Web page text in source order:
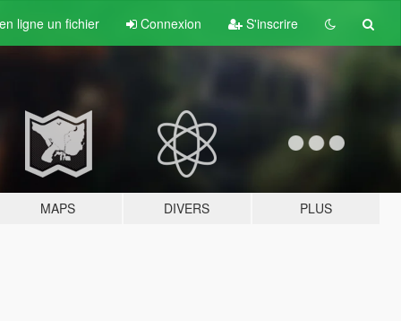
ligne un fichier Connexion S'inscrire
MAPS DIVERS PLUS